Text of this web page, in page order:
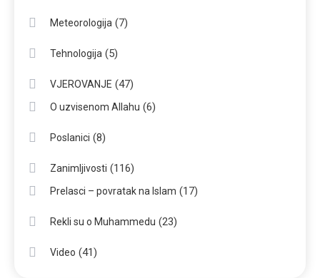
Meteorologija (7)
Tehnologija (5)
VJEROVANJE (47)
O uzvisenom Allahu (6)
Poslanici (8)
Zanimljivosti (116)
Prelasci – povratak na Islam (17)
Rekli su o Muhammedu (23)
Video (41)